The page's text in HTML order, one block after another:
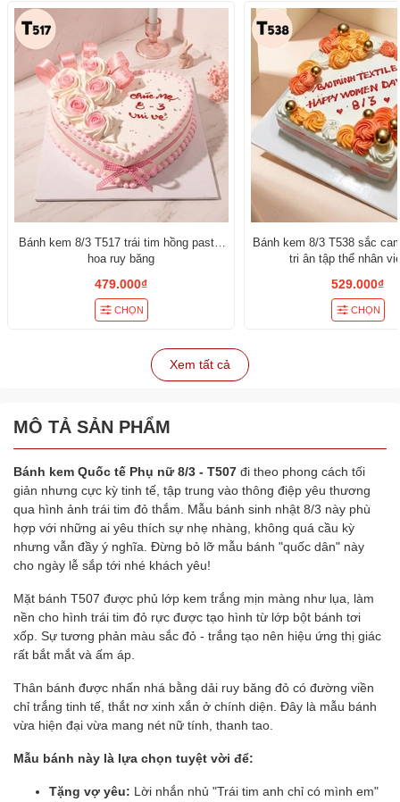
Bánh kem 8/3 T517 trái tim hồng pastel
hoa ruy băng
479.000₫
CHỌN
Bánh kem 8/3 T538 sắc
tri ân tập thể nhân
529.000₫
CHỌN
Xem tất cả
MÔ TẢ SẢN PHẨM
Bánh kem Quốc tế Phụ nữ 8/3 - T507 đi theo phong cách tối
giản nhưng cực kỳ tinh tế, tập trung vào thông điệp yêu thương
qua hình ảnh trái tim đỏ thắm. Mẫu bánh sinh nhật 8/3 này phù
hợp với những ai yêu thích sự nhẹ nhàng, không quá cầu kỳ
nhưng vẫn đầy ý nghĩa. Đừng bỏ lỡ mẫu bánh "quốc dân" này
cho ngày lễ sắp tới nhé khách yêu!
Mặt bánh T507 được phủ lớp kem trắng mịn màng như lụa, làm
nền cho hình trái tim đỏ rực được tạo hình từ lớp bột bánh tơi
xốp. Sự tương phản màu sắc đỏ - trắng tạo nên hiệu ứng thị giác
rất bắt mắt và ấm áp.
Thân bánh được nhấn nhá bằng dải ruy băng đỏ có đường viền
chỉ trắng tinh tế, thắt nơ xinh xắn ở chính diện. Đây là mẫu bánh
vừa hiện đại vừa mang nét nữ tính, thanh tao.
Mẫu bánh này là lựa chọn tuyệt vời để:
Tặng vợ yêu: Lời nhắn nhủ "Trái tim anh chỉ có mình em"